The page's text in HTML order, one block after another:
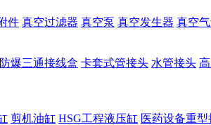
件 真空过滤器 真空泵 真空发生器 真空
防爆三通接线盒 卡套式管接头 水管接头
剪机油缸 HSG工程液压缸 医药设备重